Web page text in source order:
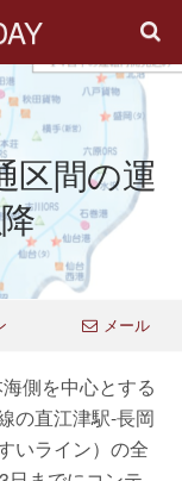
区間の運
メール
側を中心とする
の直江津駅-長岡
いライン）の全